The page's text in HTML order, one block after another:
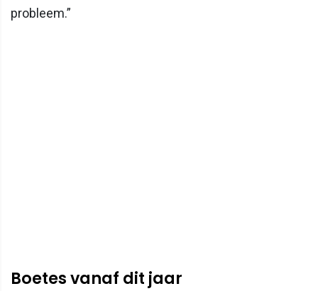
probleem.”
Boetes vanaf dit jaar